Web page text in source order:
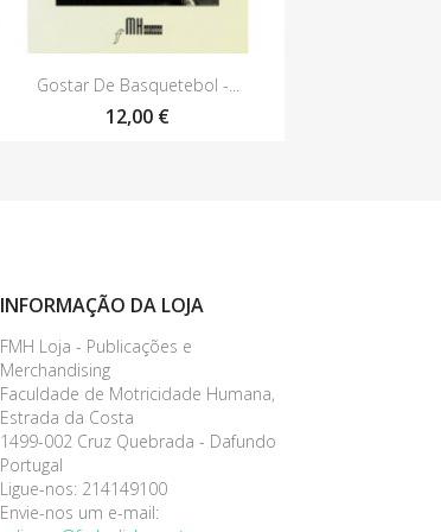
Vista rápida
Gostar De Basquetebol -...
12,00 €
INFORMAÇÃO DA LOJA
FMH Loja - Publicações e
Merchandising
Faculdade de Motricidade Humana,
Estrada da Costa
1499-002 Cruz Quebrada - Dafundo
Portugal
Ligue-nos: 214149100
Envie-nos um e-mail: